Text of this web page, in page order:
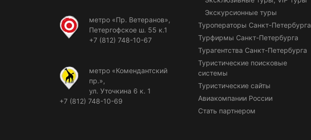
метро «Пр. Ветеранов»,
Петергофское ш. 55 к.1
+7 (812) 748-10-67
метро «Комендантский
пр.»,
ул. Уточкина 6 к. 1
+7 (812) 748-10-69
Экскурсионные туры
Туроператоры Санкт-Петербурга
Турфирмы Санкт-Петербурга
Турагентства Санкт-Петербурга
Туристические поисковые
системы
Туристические сайты
Авиакомпании России
Стать партнером